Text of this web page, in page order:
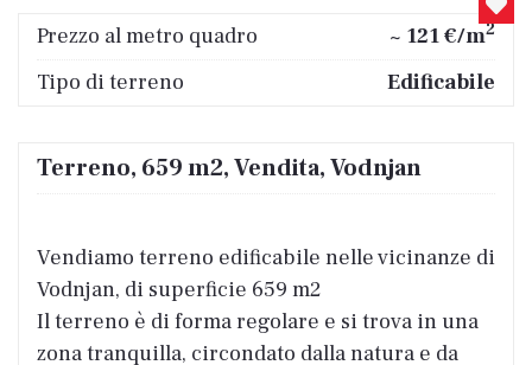
Prezzo al metro quadro ~ 121 €/m2
Tipo di terreno Edificabile
Terreno, 659 m2, Vendita, Vodnjan
Vendiamo terreno edificabile nelle vicinanze di
Vodnjan, di superficie 659 m2
Il terreno è di forma regolare e si trova in una
zona tranquilla, circondato dalla natura e da